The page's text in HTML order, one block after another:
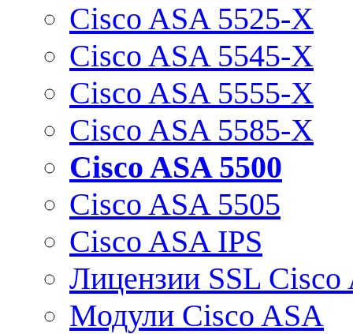
Cisco ASA 5525-X
Cisco ASA 5545-X
Cisco ASA 5555-X
Cisco ASA 5585-X
Cisco ASA 5500
Cisco ASA 5505
Cisco ASA IPS
Лицензии SSL Cisco
Модули Cisco ASA